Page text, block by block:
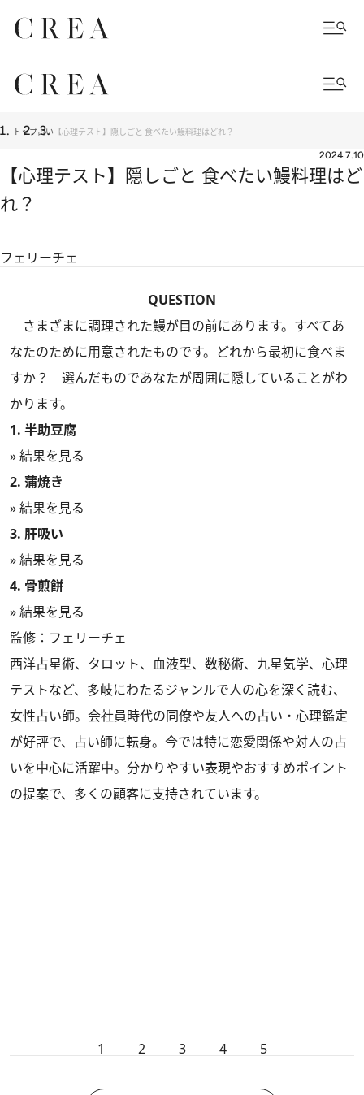
トップ占い 【心理テスト】隠しごと 食べたい鰻料理はどれ？
2024.7.10
【心理テスト】隠しごと 食べたい鰻料理はど
れ？
フェリーチェ
QUESTION
さまざまに調理された鰻が目の前にあります。すべてあ
なたのために用意されたものです。どれから最初に食べま
すか？ 選んだものであなたが周囲に隠していることがわ
かります。
1. 半助豆腐
» 結果を見る
2. 蒲焼き
» 結果を見る
3. 肝吸い
» 結果を見る
4. 骨煎餅
» 結果を見る
監修：フェリーチェ
西洋占星術、タロット、血液型、数秘術、九星気学、心理
テストなど、多岐にわたるジャンルで人の心を深く読む、
女性占い師。会社員時代の同僚や友人への占い・心理鑑定
が好評で、占い師に転身。今では特に恋愛関係や対人の占
いを中心に活躍中。分かりやすい表現やおすすめポイント
の提案で、多くの顧客に支持されています。
1 2 3 4 5